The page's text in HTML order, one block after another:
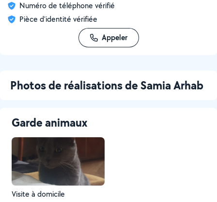
Numéro de téléphone vérifié
Pièce d'identité vérifiée
Appeler
Photos de réalisations de Samia Arhab
Garde animaux
Visite à domicile